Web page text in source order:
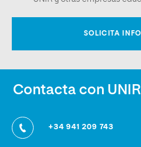
Contacta con UNIR
+34 941 209 743